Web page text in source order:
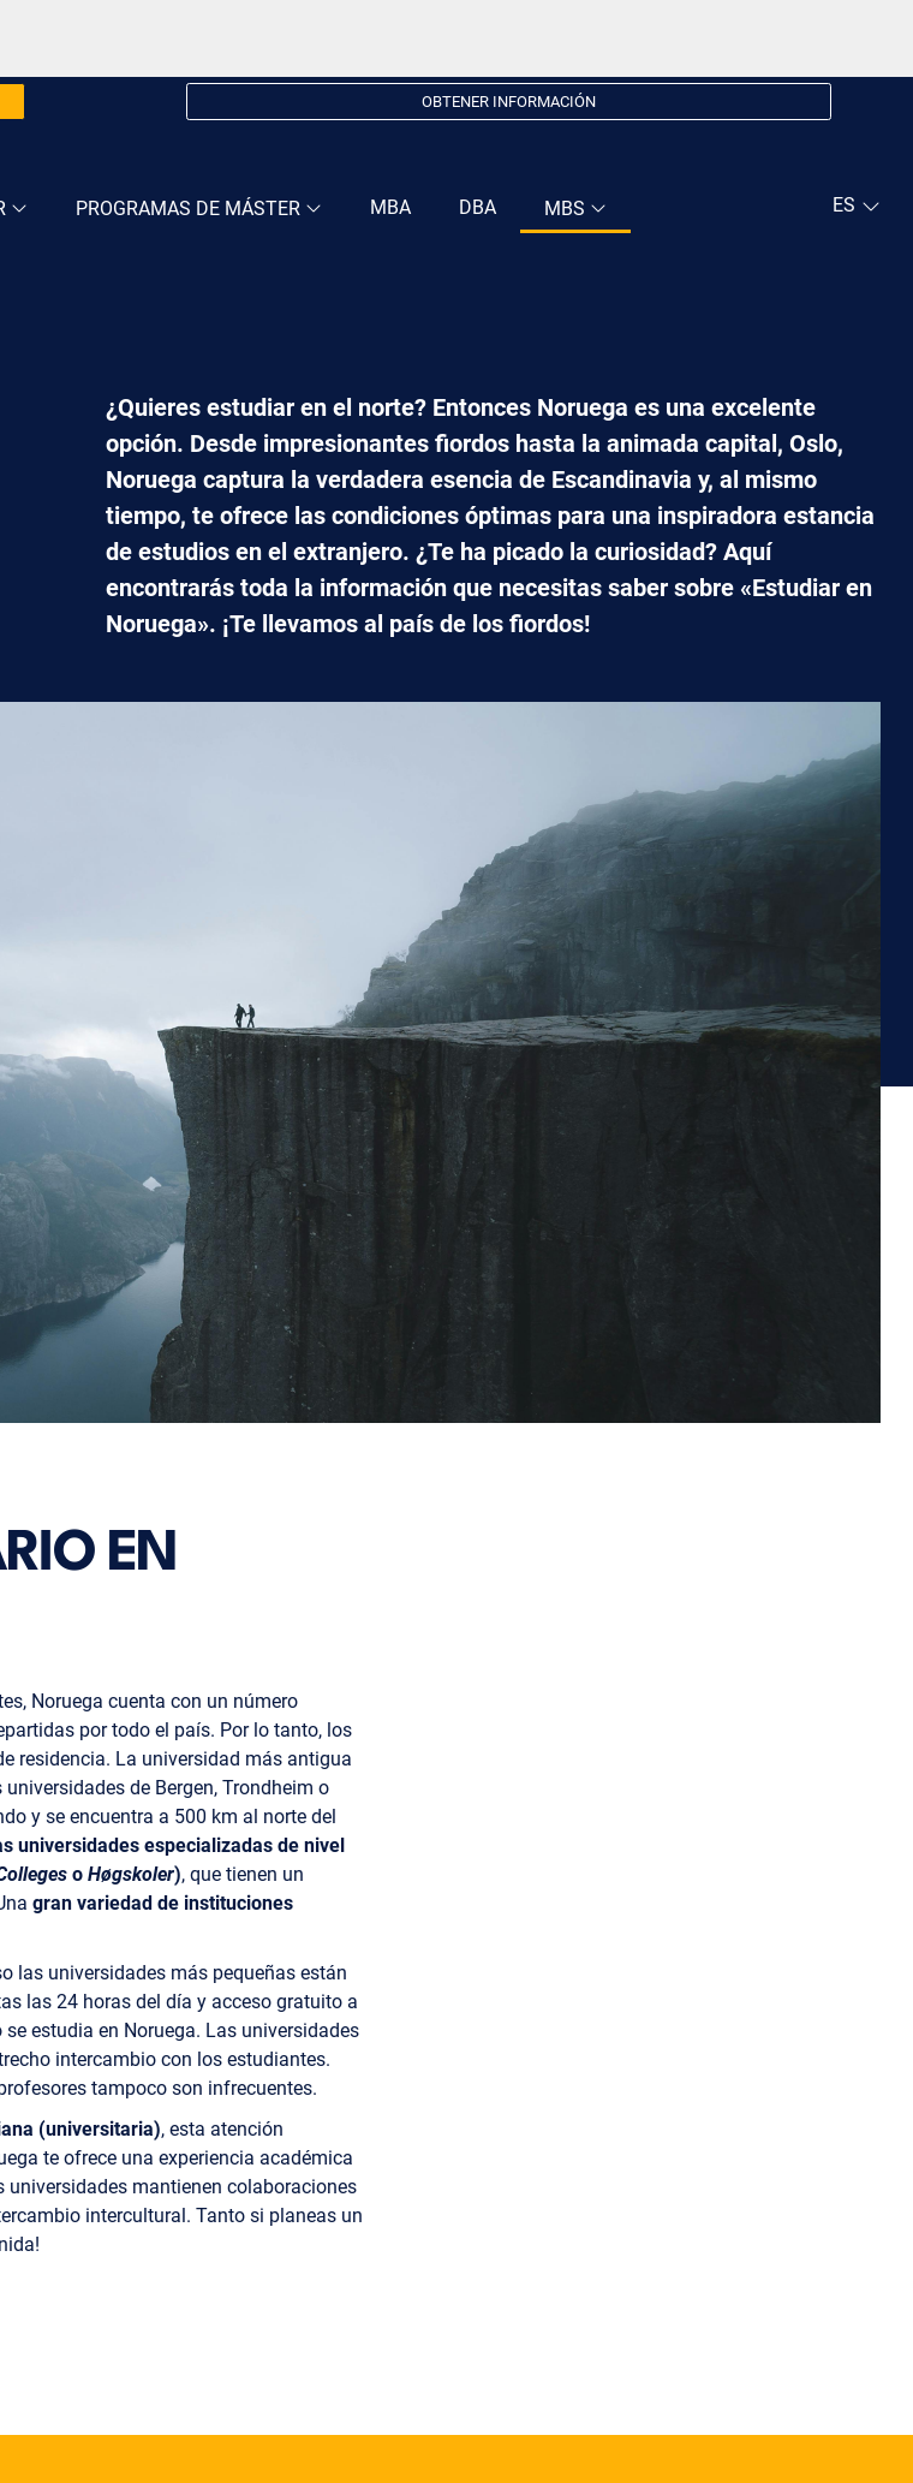
PROGRAMAS DE MÁSTER MBA DBA MBS
OBTENER INFORMACIÓN
¿Quieres estudiar en el norte? Entonces Noruega es una excelente
opción. Desde impresionantes fiordos hasta la animada capital, Oslo,
Noruega captura la verdadera esencia de Escandinavia y, al mismo
tiempo, te ofrece las condiciones óptimas para una inspiradora estancia
de estudios en el extranjero. ¿Te ha picado la curiosidad? Aquí
encontrarás toda la información que necesitas saber sobre «Estudiar en
Noruega». ¡Te llevamos al país de los fiordos!
EN
Noruega cuenta con un número
por todo el país. Por lo tanto, los
residencia. La universidad más antigua
de Bergen, Trondheim o
y se encuentra a 500 km al norte del
universidades especializadas de nivel
o Høgskoler), que tienen un
gran variedad de instituciones
las universidades más pequeñas están
las 24 horas del día y acceso gratuito a
estudia en Noruega. Las universidades
intercambio con los estudiantes.
tampoco son infrecuentes.
(universitaria), esta atención
te ofrece una experiencia académica
mantienen colaboraciones
intercultural. Tanto si planeas un